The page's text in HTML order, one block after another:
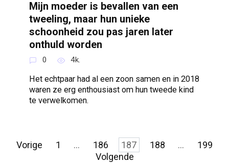
Mijn moeder is bevallen van een
tweeling, maar hun unieke
schoonheid zou pas jaren later
onthuld worden
0 4k.
Het echtpaar had al een zoon samen en in 2018
waren ze erg enthousiast om hun tweede kind
te verwelkomen.
Berichten
Vorige 1 … 186 187 188 …
199
Volgende